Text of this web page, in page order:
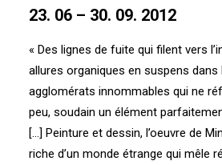
23. 06 – 30. 09. 2012
« Des lignes de fuite qui filent vers
allures organiques en suspens dans
agglomérats innommables qui ne
peu, soudain un élément
[…] Peinture et dessin, l’oeuvre de
riche d’un monde étrange qui mêle